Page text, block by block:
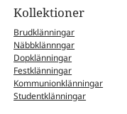
Kollektioner
Brudklänningar
Näbbklännngar
Dopklänningar
Festklänningar
Kommunionklänningar
Studentklänningar